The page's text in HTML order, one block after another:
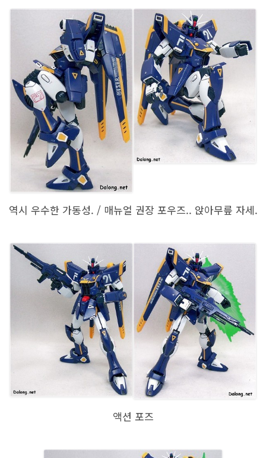
역시 우수한 가동성. / 매뉴얼 권장 포우즈.. 앉아무릎 자세.
액션 포즈